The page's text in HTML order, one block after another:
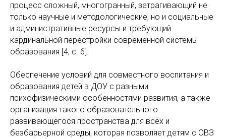
процесс сложный, многогранный, затрагивающий не
только научные и методологические, но и социальные
и административные ресурсы и требующий
кардинальной перестройки современной системы
образования [4, с. 6].
Обеспечение условий для совместного воспитания и
образования детей в ДОУ с разными
психофизическими особенностями развития, а также
организация такого образовательного
развивающегося пространства для всех и
безбарьерной среды, которая позволяет детям с ОВЗ